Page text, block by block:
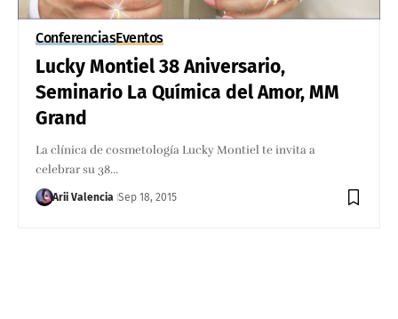
ConferenciasEventos
Lucky Montiel 38 Aniversario,
Seminario La Química del Amor, MM
Grand
La clínica de cosmetología Lucky Montiel te invita a
celebrar su 38…
Arii Valencia Sep 18, 2015